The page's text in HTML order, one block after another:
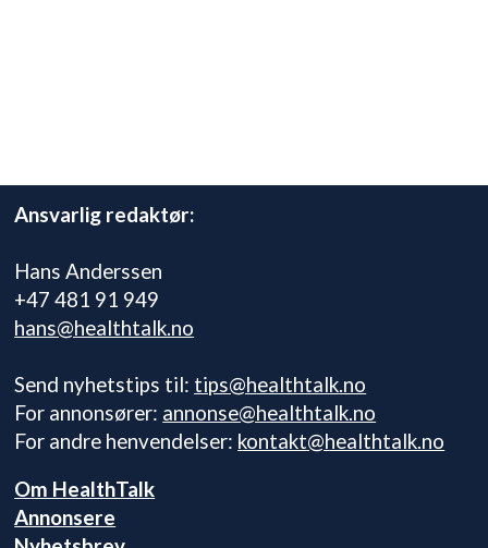
Ansvarlig redaktør:
Hans Anderssen
+47 481 91 949
hans@healthtalk.no
Send nyhetstips til: tips@healthtalk.no
For annonsører: annonse@healthtalk.no
For andre henvendelser: kontakt@healthtalk.no
Om HealthTalk
Annonsere